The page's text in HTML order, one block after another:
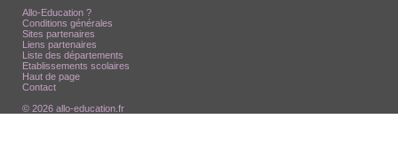
Allo-Education ?
Conditions générales
Sites partenaires
Liens partenaires
Liste des départements
Etablissements scolaires
Haut de page
Contact
© 2026 allo-education.fr